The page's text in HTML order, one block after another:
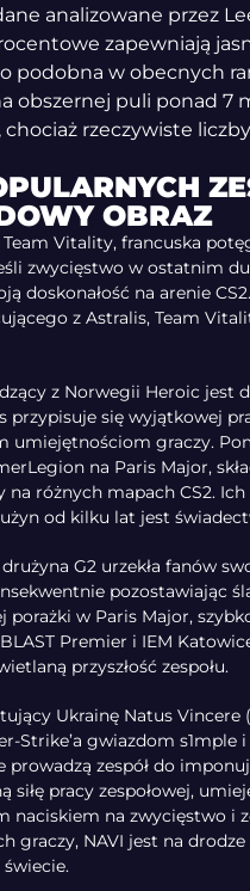
analizowane przez
zapewniają
podobna w obecnych
obszernej puli ponad 7
rzeczywiste
OBRAZ
Team Vitality, francuska
zwycięstwo w ostatnim
doskonałość na arenie
z Astralis, Team
z Norwegii Heroic jest
przypisuje się wyjątkowej
umiejętnościom graczy.
na Paris Major,
na różnych mapach CS2.
od kilku lat jest
G2 urzekła fanów
pozostawiając
porażki w Paris Major,
Premier i IEM
przyszłość zespołu.
Ukrainę Natus Vincere
Strike’a gwiazdom s1mple
prowadzą zespół do
siłę pracy zespołowej,
naciskiem na zwycięstwo i
graczy, NAVI jest na
świecie.